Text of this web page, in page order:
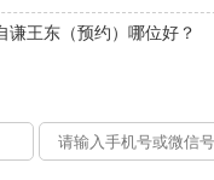
王东（预约）哪位好？